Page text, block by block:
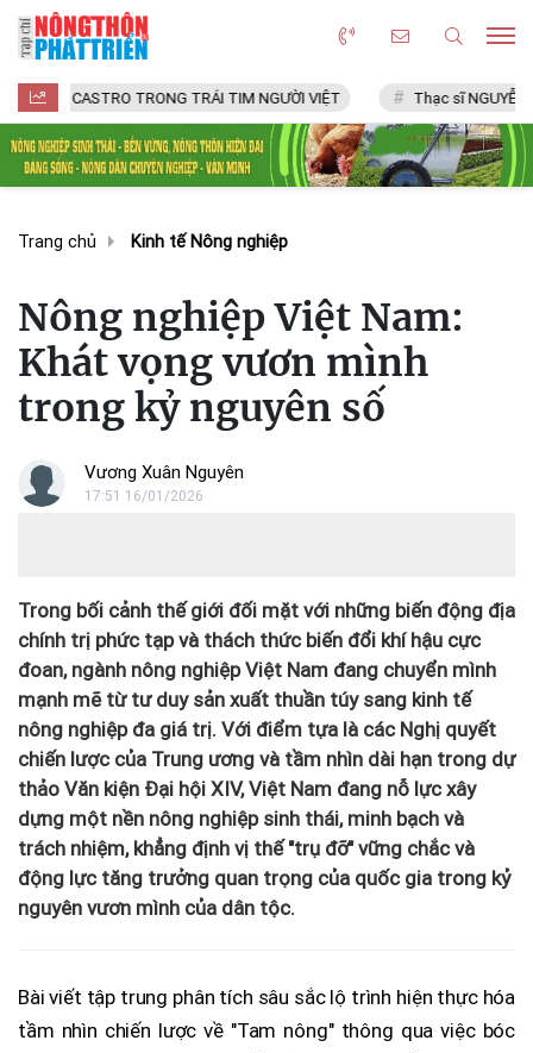
TRONG TRÁI TIM NGƯỜI VIỆT Thạc sĩ NGUYỄN VĂN CHÍ
Trang chủ Kinh tế Nông nghiệp
Nông nghiệp Việt Nam:
Khát vọng vươn mình
trong kỷ nguyên số
Vương Xuân Nguyên
17:51 16/01/2026
Trong bối cảnh thế giới đối mặt với những biến động địa
chính trị phức tạp và thách thức biến đổi khí hậu cực
đoan, ngành nông nghiệp Việt Nam đang chuyển mình
mạnh mẽ từ tư duy sản xuất thuần túy sang kinh tế
nông nghiệp đa giá trị. Với điểm tựa là các Nghị quyết
chiến lược của Trung ương và tầm nhìn dài hạn trong dự
thảo Văn kiện Đại hội XIV, Việt Nam đang nỗ lực xây
dựng một nền nông nghiệp sinh thái, minh bạch và
trách nhiệm, khẳng định vị thế "trụ đỡ" vững chắc và
động lực tăng trưởng quan trọng của quốc gia trong kỷ
nguyên vươn mình của dân tộc.
Bài viết tập trung phân tích sâu sắc lộ trình hiện thực hóa
tầm nhìn chiến lược về "Tam nông" thông qua việc bóc